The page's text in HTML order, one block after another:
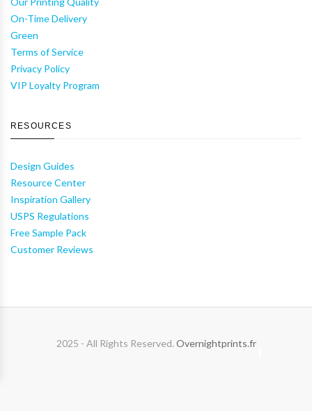
On-Time Delivery
Green
Terms of Service
Privacy Policy
VIP Loyalty Program
RESOURCES
Design Guides
Resource Center
Inspiration Gallery
USPS Regulations
Free Sample Pack
Customer Reviews
2025 - All Rights Reserved. Overnightprints.fr